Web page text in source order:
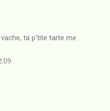
ta p'tite tarte me